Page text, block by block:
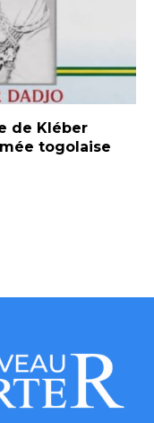
de Kléber
togolaise